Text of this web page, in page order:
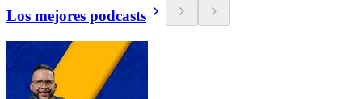
Los mejores podcasts